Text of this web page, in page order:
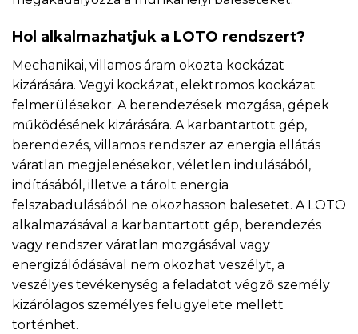
Hol alkalmazhatjuk a LOTO rendszert?
Mechanikai, villamos áram okozta kockázat
kizárására. Vegyi kockázat, elektromos kockázat
felmerülésekor. A berendezések mozgása, gépek
működésének kizárására. A karbantartott gép,
berendezés, villamos rendszer az energia ellátás
váratlan megjelenésekor, véletlen indulásából,
indításából, illetve a tárolt energia
felszabadulásából ne okozhasson balesetet. A LOTO
alkalmazásával a karbantartott gép, berendezés
vagy rendszer váratlan mozgásával vagy
energizálódásával nem okozhat veszélyt, a
veszélyes tevékenység a feladatot végző személy
kizárólagos személyes felügyelete mellett
történhet.